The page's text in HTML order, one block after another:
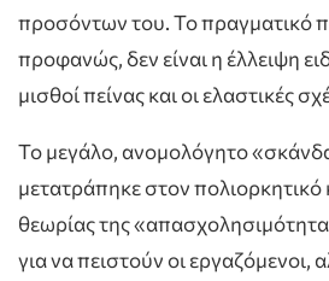
προσόντων του. Το πραγματικό
προφανώς, δεν είναι η έλλειψη
μισθοί πείνας και οι ελαστικές
Το μεγάλο, ανομολόγητο
μετατράπηκε στον πολιορκητικό
θεωρίας της
για να πειστούν οι εργαζόμενοι,